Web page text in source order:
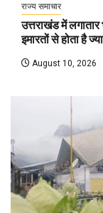
राज्य समाचार
उत्तराखंड में
इमारतों से होता है
August 10, 2026